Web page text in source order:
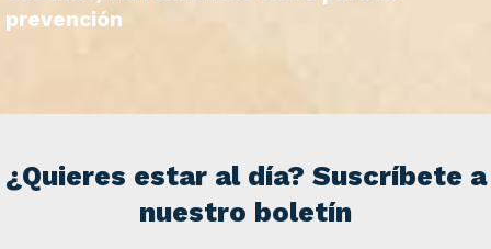
prevención
¿Quieres estar al día? Suscríbete a
nuestro boletín